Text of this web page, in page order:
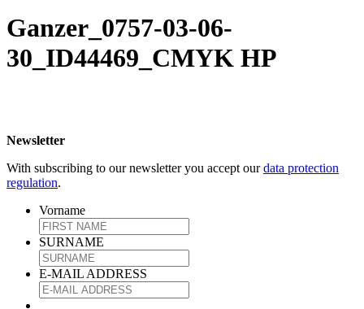
Ganzer_0757-03-06-
30_ID44469_CMYK HP
Newsletter
With subscribing to our newsletter you accept ourdata protection
regulation.
Vorname
SURNAME
E-MAIL ADDRESS